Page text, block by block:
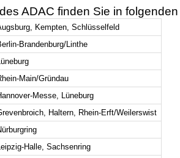
ADAC finden Sie in
Kempten, Schlüsselfeld
Brandenburg/Linthe
Lüneburg
Main/Gründau
Messe, Lüneburg
Haltern, Rhein-Erft/Weilerswist
Leipzig-Halle, Sachsenring